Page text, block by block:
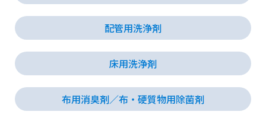
各種問い合わせ
SDSダウンロード
配管用洗浄剤
床用洗浄剤
布用消臭剤／布・硬質物用除菌剤